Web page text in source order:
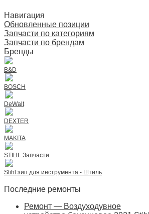
Навигация
Обновленные позиции
Запчасти по категориям
Запчасти по брендам
Бренды
B&D
BOSCH
DeWalt
DEXTER
MAKITA
STIHL Запчасти
Stihl зип для инструмента - Штиль
Последние ремонты
Ремонт — Воздуходувное